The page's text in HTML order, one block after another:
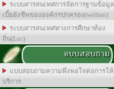
ระบบสารสนเทศการจัดการฐานข้อมูล
เบี้ยยังชีพขององค์กรปกครอง(welfare)
ระบบสารสนเทศทางการศีกษาท้อง
ถิ่น(Lec)
แบบสอบถาม
แบบสอบถามความพึงพอใจต่อการให้
บริการ